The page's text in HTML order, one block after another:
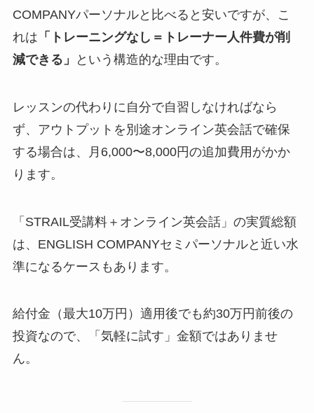
COMPANYパーソナルと比べると安いですが、こ
れは 「トレーニングなし＝トレーナー人件費が削
減できる」
という構造的な理由です。
レッスンの代わりに自分で自習しなければなら
ず、アウトプットを別途オンライン英会話で確保
する場合は、月6,000〜8,000円の追加費用がかか
ります。
「STRAIL受講料＋オンライン英会話」の実質総額
は、ENGLISH COMPANYセミパーソナルと近い水
準になるケースもあります。
給付金（最大10万円）適用後でも約30万円前後の
投資なので、「気軽に試す」金額ではありませ
ん。